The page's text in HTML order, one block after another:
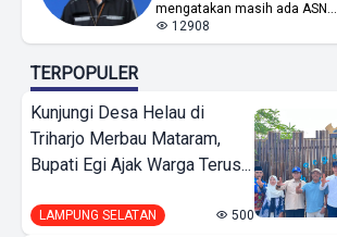
mengatakan masih ada ASN...
12908
TERPOPULER
Kunjungi Desa Helau di
Triharjo Merbau Mataram,
Bupati Egi Ajak Warga Terus...
LAMPUNG SELATAN 500